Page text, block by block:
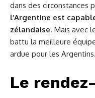
dans des circonstances
l’Argentine est
zélandaise. Mais avec
battu la meilleure
ardue pour les Argentins.
Le